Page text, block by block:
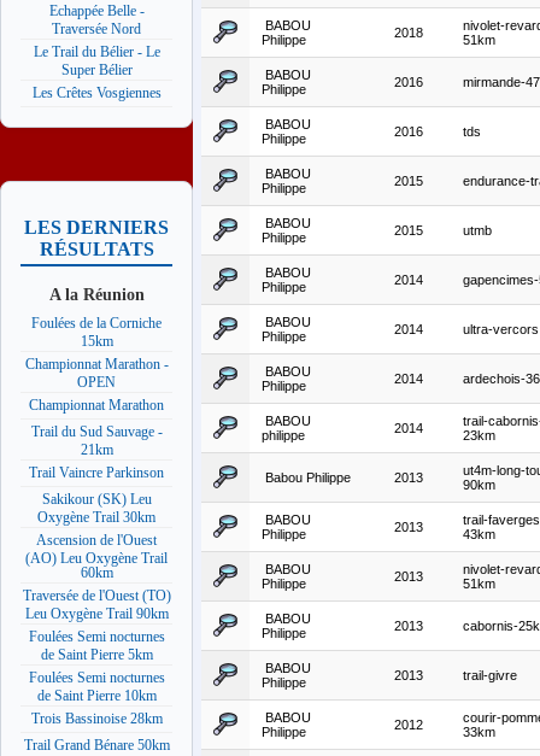
Echappée Belle -
Traversée Nord
Le Trail du Bélier - Le
Super Bélier
Les Crêtes Vosgiennes
LES DERNIERS
RÉSULTATS
A la Réunion
Foulées de la Corniche
15km
Championnat Marathon -
OPEN
Championnat Marathon
Trail du Sud Sauvage -
21km
Trail Vaincre Parkinson
Sakikour (SK) Leu
Oxygène Trail 30km
Ascension de l'Ouest
(AO) Leu Oxygène Trail
60km
Traversée de l'Ouest (TO)
Leu Oxygène Trail 90km
Foulées Semi nocturnes
de Saint Pierre 5km
Foulées Semi nocturnes
de Saint Pierre 10km
Trois Bassinoise 28km
Trail Grand Bénare 50km
BABOU
Philippe
2018
nivolet-
51km
BABOU
Philippe
2016 mirmande-
BABOU
Philippe
2016 tds
BABOU
Philippe
2015 endurance-
BABOU
Philippe
2015 utmb
BABOU
Philippe
2014
BABOU
Philippe
2014 ultra-vercors
BABOU
Philippe
2014 ardechois-
BABOU
philippe
2014
trail-
23km
Babou Philippe 2013
ut4m-long-
90km
BABOU
Philippe
2013
trail-
43km
BABOU
Philippe
2013
nivolet-
51km
BABOU
Philippe
2013 cabornis-
BABOU
Philippe
2013 trail-givre
BABOU
Philippe
2012
courir-
33km